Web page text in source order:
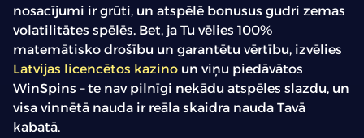
nosacījumi ir grūti, un atspēlē bonusus gudri zemas
volatilitātes spēlēs. Bet, ja Tu vēlies 100%
matemātisko drošību un garantētu vērtību, izvēlies
Latvijas licencētos kazino un viņu piedāvātos
WinSpins – te nav pilnīgi nekādu atspēles slazdu, un
visa vinnētā nauda ir reāla skaidra nauda Tavā
kabatā.